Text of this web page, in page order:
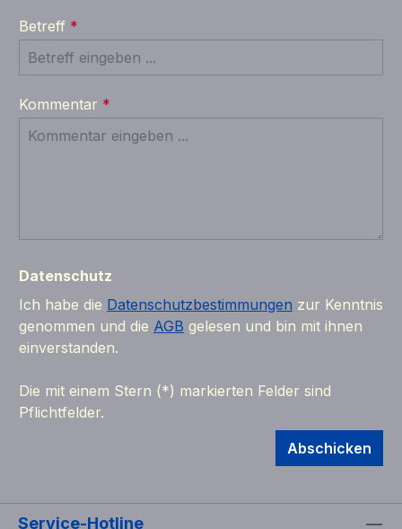
Betreff *
Kommentar *
Datenschutz
Ich habe die Datenschutzbestimmungen zur Kenntnis
genommen und die AGB gelesen und bin mit ihnen
einverstanden.
Die mit einem Stern (*) markierten Felder sind
Pflichtfelder.
Abschicken
Service-Hotline